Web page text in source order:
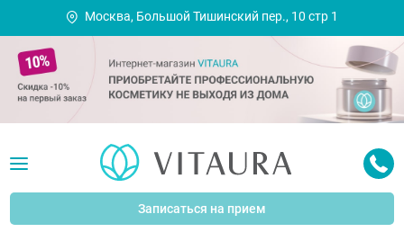
Москва, Большой Тишинский пер., 10 стр 1
Записаться на прием